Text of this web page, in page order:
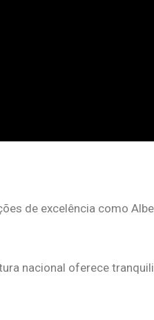
de excelência como
nacional oferece